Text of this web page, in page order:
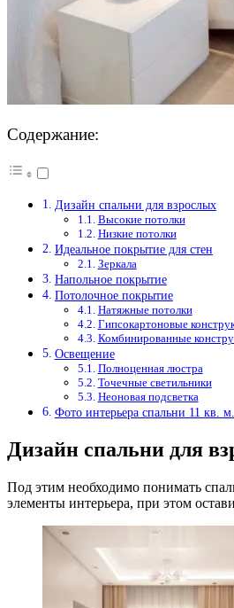
Содержание:
Дизайн спальни для взрослых
Высокие потолки
Низкие потолки
Идеальное покрытие для стен
Зеркала
Напольное покрытие
Потолочное покрытие
Натяжные потолки
Гипсокартоновые
Комбинированные
Освещение
Полноценная люстра
Точечные светильники
Неоновая подсветка
Фото интерьера спальни 11 кв. м.
Дизайн спальни для
Под этим необходимо понимать
элементы интерьера, при этом